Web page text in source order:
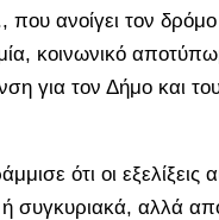
ανοίγει τον δρόμο
κοινωνικό
για τον Δήμο και
ότι οι εξελίξεις
συγκυριακά, αλλά